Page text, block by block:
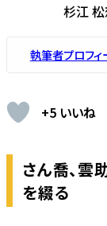
杉江
執筆者プロフィ
+5 いいね
さん喬、雲
を綴る